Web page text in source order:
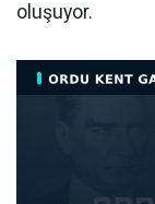
oluşuyor.